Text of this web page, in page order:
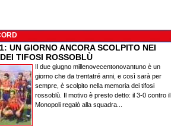
UN GIORNO ANCORA SCOLPITO NEI
TIFOSI ROSSOBLÙ
Il due giugno millenovecentonovantuno è un
giorno che da trentatré anni, e così sarà per
sempre, è scolpito nella memoria dei tifosi
rossoblù. Il motivo è presto detto: il 3-0 contro il
Monopoli regalò alla squadra...